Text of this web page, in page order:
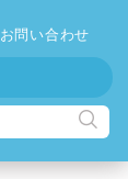
お問い合わせ